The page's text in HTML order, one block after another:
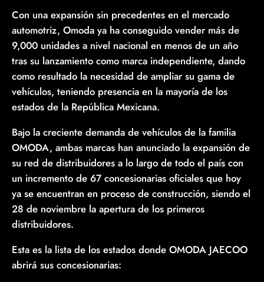
Con una expansión sin precedentes en el mercado
automotriz, Omoda ya ha conseguido vender más de
9,000 unidades a nivel nacional en menos de un año
tras su lanzamiento como marca independiente, dando
como resultado la necesidad de ampliar su gama de
vehículos, teniendo presencia en la mayoría de los
estados de la República Mexicana.
Bajo la creciente demanda de vehículos de la familia
OMODA, ambas marcas han anunciado la expansión de
su red de distribuidores a lo largo de todo el país con
un incremento de 67 concesionarias oficiales que hoy
ya se encuentran en proceso de construcción, siendo el
28 de noviembre la apertura de los primeros
distribuidores.
Esta es la lista de los estados donde OMODA JAECOO
abrirá sus concesionarias: